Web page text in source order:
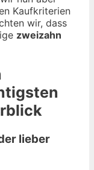
Kaufkriterien
wir, dass
zweizahn
lieber